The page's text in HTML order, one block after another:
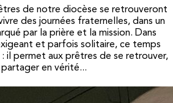
de notre diocèse se retrouveront
des journées fraternelles, dans un
par la prière et la mission. Dans
et parfois solitaire, ce temps
il permet aux prêtres de se retrouver,
en vérité...